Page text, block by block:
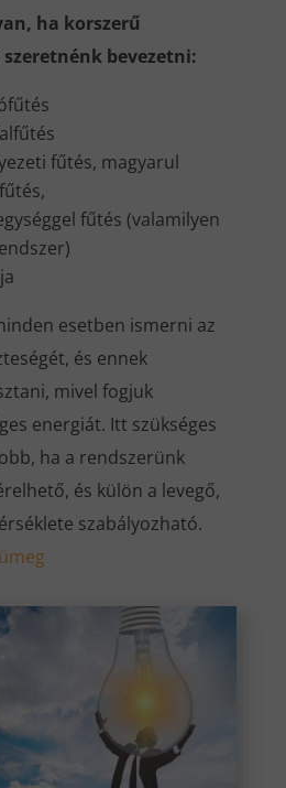
ha korszerű
bevezetni:
fűtés, magyarul
fűtés (valamilyen
esetben ismerni az
és ennek
mivel fogjuk
energiát. Itt szükséges
ha a rendszerünk
és külön a levegő,
szabályozható.